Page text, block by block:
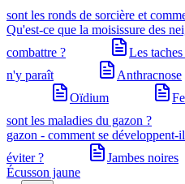
sont les ronds de sorcière et
Qu'est-ce que la moisissure des
combattre ?
Les
n'y paraît
Anthracnose
Oïdium
sont les maladies du gazon ?
gazon - comment se
éviter ?
Jambes noires
Écusson jaune